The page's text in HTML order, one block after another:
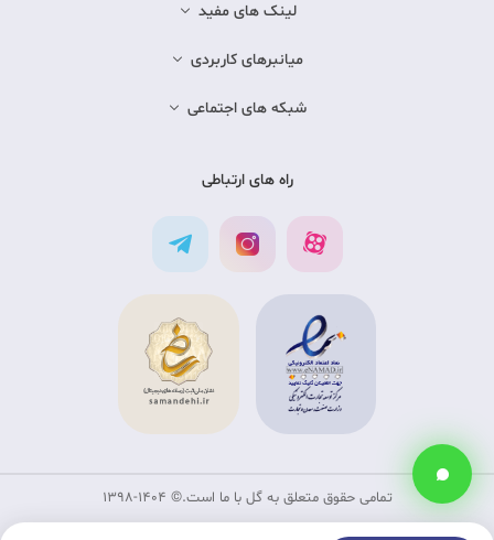
لینک های مفید
میانبرهای کاربردی
شبکه های اجتماعی
راه های ارتباطی
تمامی حقوق متعلق به گل با ما است.©‏ 1398-1404